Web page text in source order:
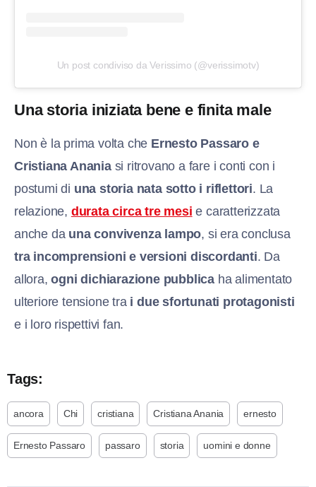
Un post condiviso da Verissimo (@verissimotv)
Una storia iniziata bene e finita male
Non è la prima volta che Ernesto Passaro e
Cristiana Ananiasi ritrovano a fare i conti con i
postumi di una storia nata sotto i riflettori. La
relazione, durata circa tre mesi e caratterizzata
anche da una convivenza lampo, si era conclusa
tra incomprensioni e versioni discordanti. Da
allora, ogni dichiarazione pubblica ha alimentato
ulteriore tensione tra i due sfortunati protagonisti
e i loro rispettivi fan.
Tags:
ancora Chi cristiana Cristiana Anania ernesto
Ernesto Passaro passaro storia uomini e donne